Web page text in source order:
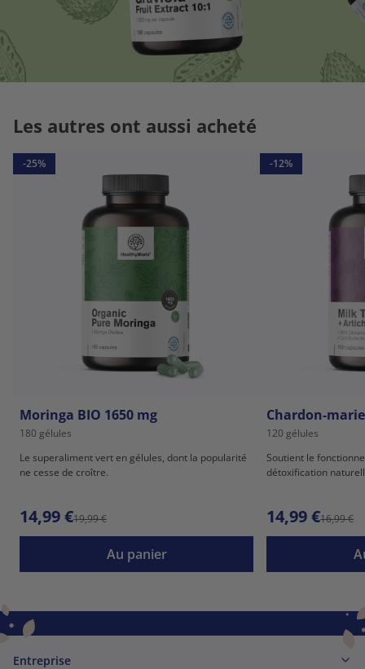
Les autres ont aussi acheté
-25%
Moringa BIO 1650 mg
180 gélules
Le superaliment vert en gélules, dont la popularité
ne cesse de croître.
14,99 €19,99 €
Au panier
-12%
Chardon-
120 gélules
Soutient le
détoxification
14,99 €16,99 €
Entreprise